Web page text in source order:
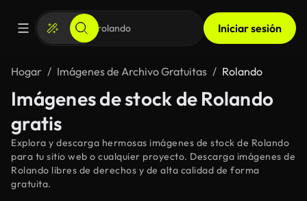
Iniciar sesión
Hogar Imágenes de Archivo Gratuitas Rolando
Imágenes de stock de Rolando
gratis
Explora y descarga hermosas imágenes de stock de Rolando
para tu sitio web o cualquier proyecto. Descarga imágenes de
Rolando libres de derechos y de alta calidad de forma
gratuita.